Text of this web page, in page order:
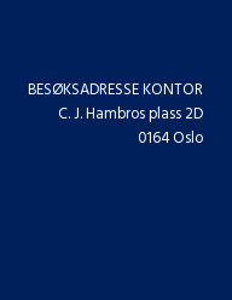
BESØKSADRESSE KONTOR
C. J. Hambros plass 2D
0164 Oslo